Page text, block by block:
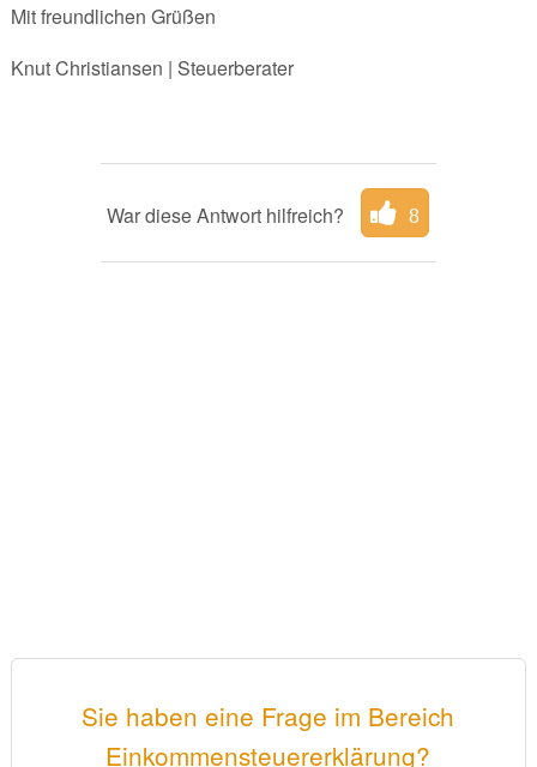
Mit freundlichen Grüßen
Knut Christiansen | Steuerberater
War diese Antwort hilfreich? 8
Sie haben eine Frage im Bereich
Einkommensteuererklärung?